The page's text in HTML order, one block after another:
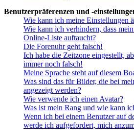
Benutzerpräferenzen und -
Wie kann ich meine Einstellungen
Wie kann ich verhindern, dass
Online-Liste auftaucht?
Die Forenuhr geht falsch!
Ich habe die Zeitzone eingestellt,
immer noch falsch!
Meine Sprache steht auf diesem
Was sind das für Bilder, die bei
angezeigt werden?
Wie verwende ich einen Avatar?
Was ist mein Rang und wie kann
Wenn ich bei einem Benutzer auf
werde ich aufgefordert, mich